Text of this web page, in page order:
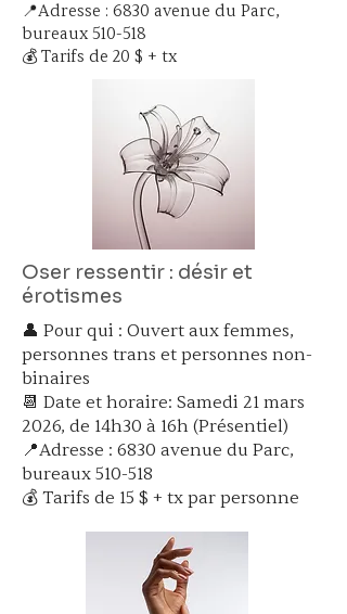
📍Adresse : 6830 avenue du Parc,
bureaux 510-518
💰 Tarifs de 20 $ + tx
Oser ressentir : désir et
érotismes
👤 Pour qui : Ouvert aux femmes,
personnes trans et personnes non-
binaires
📆 Date et horaire: Samedi 21 mars
2026, de 14h30 à 16h (Présentiel)
📍Adresse : 6830 avenue du Parc,
bureaux 510-518
💰 Tarifs de 15 $ + tx par personne